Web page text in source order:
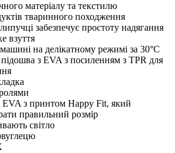
матеріалу та текстилю
тваринного походження
забезпечує простоту надягання
взуття
на делікатному режимі за 30°C
підошва з EVA з посиленням з TPR для
EVA з принтом Happy Fit, який
правильний розмір
світло